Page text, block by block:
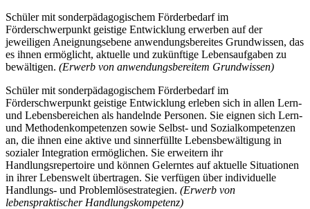
Schüler mit sonderpädagogischem Förderbedarf im
Förderschwerpunkt geistige Entwicklung erwerben auf der
jeweiligen Aneignungsebene anwendungsbereites Grundwissen, das
es ihnen ermöglicht, aktuelle und zukünftige Lebensaufgaben zu
bewältigen. (Erwerb von anwendungsbereitem Grundwissen)
Schüler mit sonderpädagogischem Förderbedarf im
Förderschwerpunkt geistige Entwicklung erleben sich in allen Lern-
und Lebensbereichen als handelnde Personen. Sie eignen sich Lern-
und Methodenkompetenzen sowie Selbst- und Sozialkompetenzen
an, die ihnen eine aktive und sinnerfüllte Lebensbewältigung in
sozialer Integration ermöglichen. Sie erweitern ihr
Handlungsrepertoire und können Gelerntes auf aktuelle Situationen
in ihrer Lebenswelt übertragen. Sie verfügen über individuelle
Handlungs- und Problemlösestrategien. (Erwerb von
lebenspraktischer Handlungskompetenz)